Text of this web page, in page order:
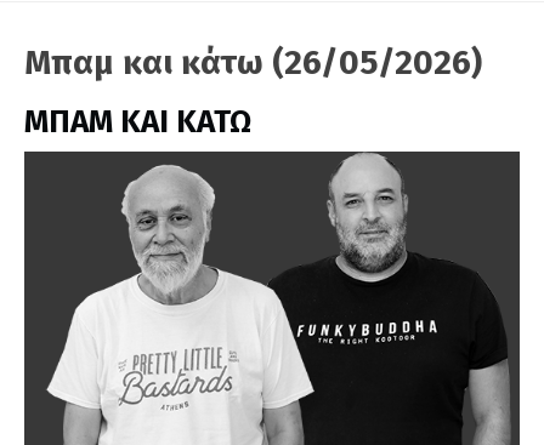
Μπαμ και κάτω (26/05/2026)
ΜΠΑΜ ΚΑΙ ΚΑΤΩ